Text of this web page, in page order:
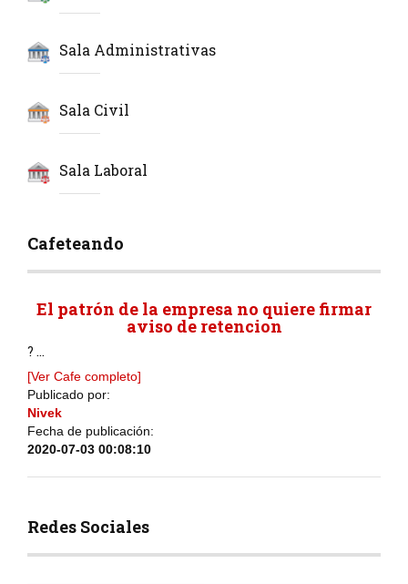
Sala Administrativas
Sala Civil
Sala Laboral
Cafeteando
El patrón de la empresa no quiere firmar
aviso de retencion
? ...
[Ver Cafe completo]
Publicado por:
Nivek
Fecha de publicación:
2020-07-03 00:08:10
Redes Sociales